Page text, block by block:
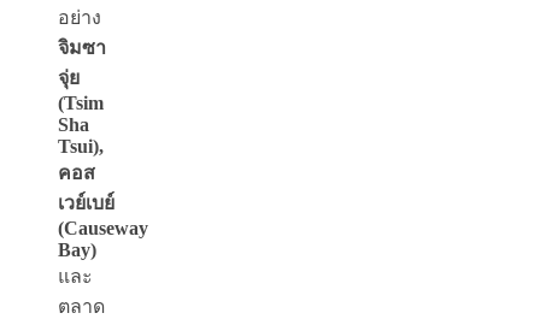
อย่าง
จิมซา
จุ่ย
(Tsim
Sha
Tsui),
คอส
เวย์เบย์
(Causeway
Bay)
และ
ตลาด